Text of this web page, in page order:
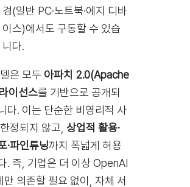
경(일반 PC·노트북·에지 디바
이스)에서도 구동할 수 있습
니다.
은 모두 아파치 2.0(Apache
이선스를 기반으로 공개되
다. 이는 단순한 비영리적 사
정되지 않고, 상업적 활용·
·파인튜닝까지 폭넓게 허용
. 즉, 기업은 더 이상 OpenAI
만 의존할 필요 없이, 자체 서